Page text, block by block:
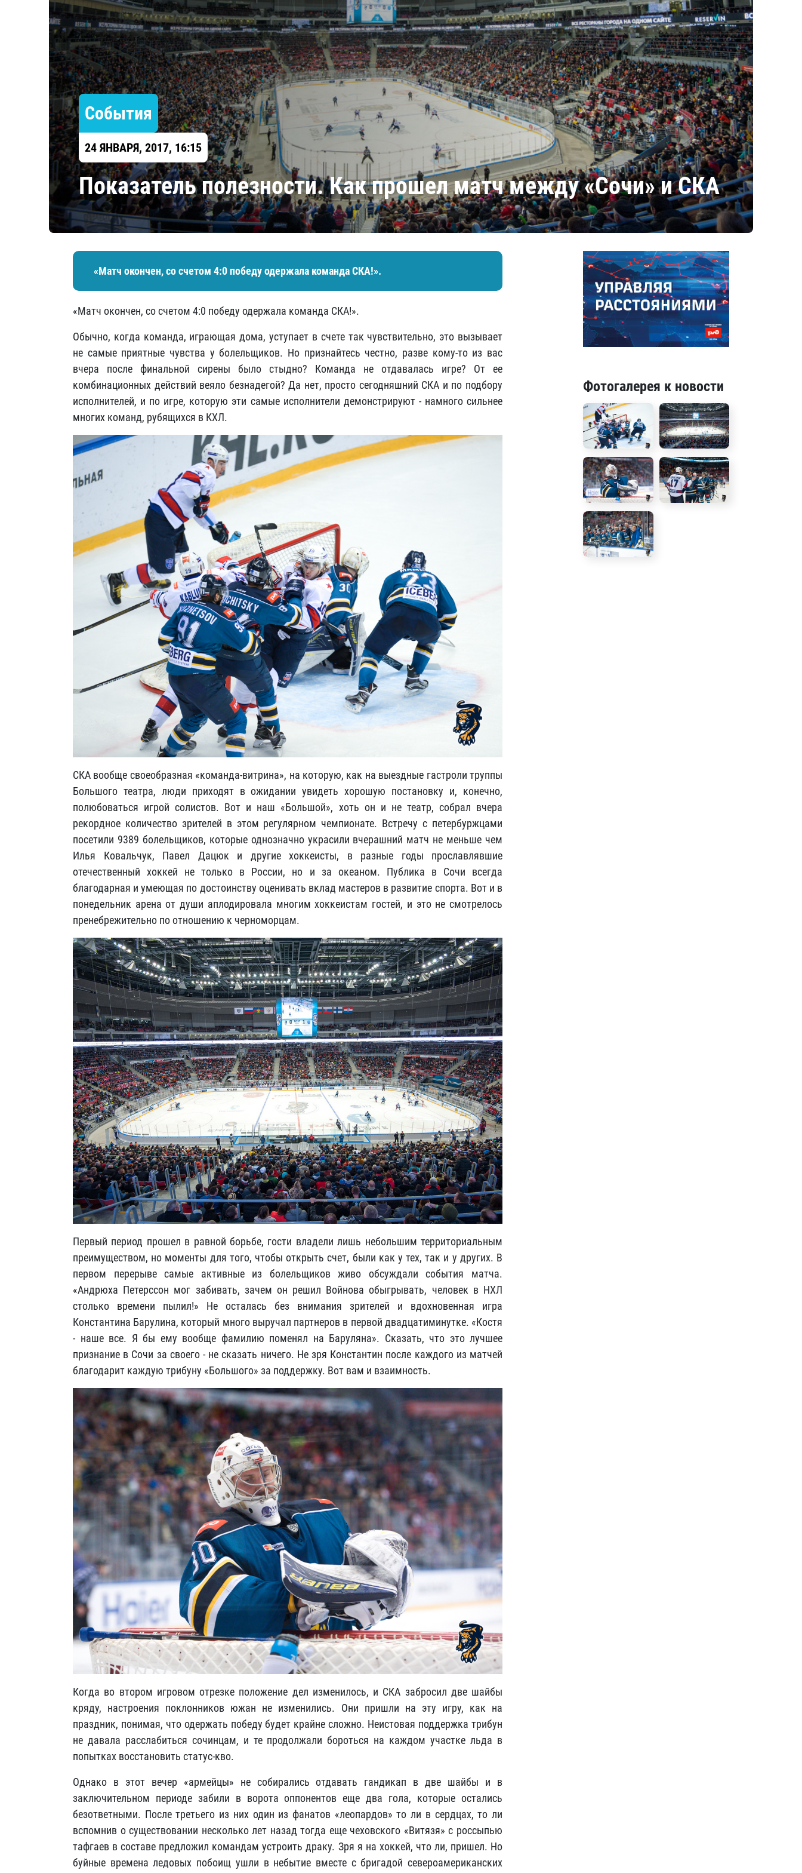
Локомотив
Северсталь
ЦСКА
Шанхайские Драконы
Барыс
Салават Юлаев
Сибирь
События
24 ЯНВАРЯ, 2017, 16:15
Показатель полезности. Как прошел матч между «Сочи» и СКА
«Матч окончен, со счетом 4:0 победу одержала команда СКА!». ​
«Матч окончен, со счетом 4:0 победу одержала команда СКА!». ​
Обычно, когда команда, играющая дома, уступает в счете так чувствительно, это вызывает
не самые приятные чувства у болельщиков. Но признайтесь честно, разве кому-то из вас
вчера после финальной сирены было стыдно? Команда не отдавалась игре? От ее
комбинационных действий веяло безнадегой? Да нет, просто сегодняшний СКА и по подбору
исполнителей, и по игре, которую эти самые исполнители демонстрируют - намного сильнее
многих команд, рубящихся в КХЛ.
СКА вообще своеобразная «команда-витрина», на которую, как на выездные гастроли труппы
Большого театра, люди приходят в ожидании увидеть хорошую постановку и, конечно,
полюбоваться игрой солистов. Вот и наш «Большой», хоть он и не театр, собрал вчера
рекордное количество зрителей в этом регулярном чемпионате. Встречу с петербуржцами
посетили 9389 болельщиков, которые однозначно украсили вчерашний матч не меньше чем
Илья Ковальчук, Павел Дацюк и другие хоккеисты, в разные годы прославлявшие
отечественный хоккей не только в России, но и за океаном. Публика в Сочи всегда
благодарная и умеющая по достоинству оценивать вклад мастеров в развитие спорта. Вот и в
понедельник арена от души аплодировала многим хоккеистам гостей, и это не смотрелось
пренебрежительно по отношению к черноморцам.
Первый период прошел в равной борьбе, гости владели лишь небольшим территориальным
преимуществом, но моменты для того, чтобы открыть счет, были как у тех, так и у других. В
первом перерыве самые активные из болельщиков живо обсуждали события матча.
«Андрюха Петерссон мог забивать, зачем он решил Войнова обыгрывать, человек в НХЛ
столько времени пылил!» Не осталась без внимания зрителей и вдохновенная игра
Константина Барулина, который много выручал партнеров в первой двадцатиминутке. «Костя
- наше все. Я бы ему вообще фамилию поменял на Баруляна». Сказать, что это лучшее
признание в Сочи за своего - не сказать ничего. Не зря Константин после каждого из матчей
благодарит каждую трибуну «Большого» за поддержку. Вот вам и взаимность.
Когда во втором игровом отрезке положение дел изменилось, и СКА забросил две шайбы
кряду, настроения поклонников южан не изменились. Они пришли на эту игру, как на
праздник, понимая, что одержать победу будет крайне сложно. Неистовая поддержка трибун
не давала расслабиться сочинцам, и те продолжали бороться на каждом участке льда в
попытках восстановить статус-кво.
Однако в этот вечер «армейцы» не собирались отдавать гандикап в две шайбы и в
заключительном периоде забили в ворота оппонентов еще два гола, которые остались
безответными. После третьего из них один из фанатов «леопардов» то ли в сердцах, то ли
вспомнив о существовании несколько лет назад тогда еще чеховского «Витязя» с россыпью
тафгаев в составе предложил командам устроить драку. Зря я на хоккей, что ли, пришел. Но
буйные времена ледовых побоищ ушли в небытие вместе с бригадой североамериканских
Фотогалерея к новости